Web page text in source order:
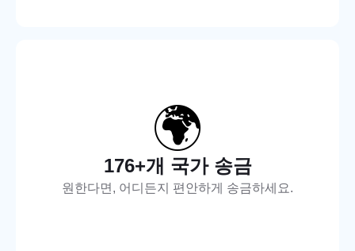
🌍
176+개 국가 송금
원한다면, 어디든지 편안하게 송금하세요.